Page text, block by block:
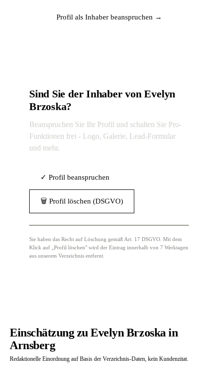
Profil als Inhaber beanspruchen →
Sind Sie der Inhaber von Evelyn
Brzoska?
Beanspruchen Sie Ihr Profil und schalten Sie Pro-
Funktionen frei - Logo, Galerie, Lead-Formular
und mehr.
✓ Profil beanspruchen
🗑 Profil löschen (DSGVO)
Sie haben das Recht auf Löschung gemäß Art. 17 DSGVO. Mit dem
Klick auf „Profil löschen" wird der Eintrag innerhalb von 7 Werktagen
aus unserem Verzeichnis entfernt.
Einschätzung zu Evelyn Brzoska in
Arnsberg
Redaktionelle Einordnung auf Basis der Verzeichnis-Daten, kein Kundenzitat.